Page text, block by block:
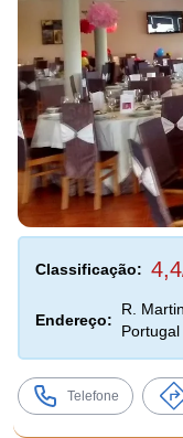
Classificação:
Endereço:
R.
Portugal
Telefone